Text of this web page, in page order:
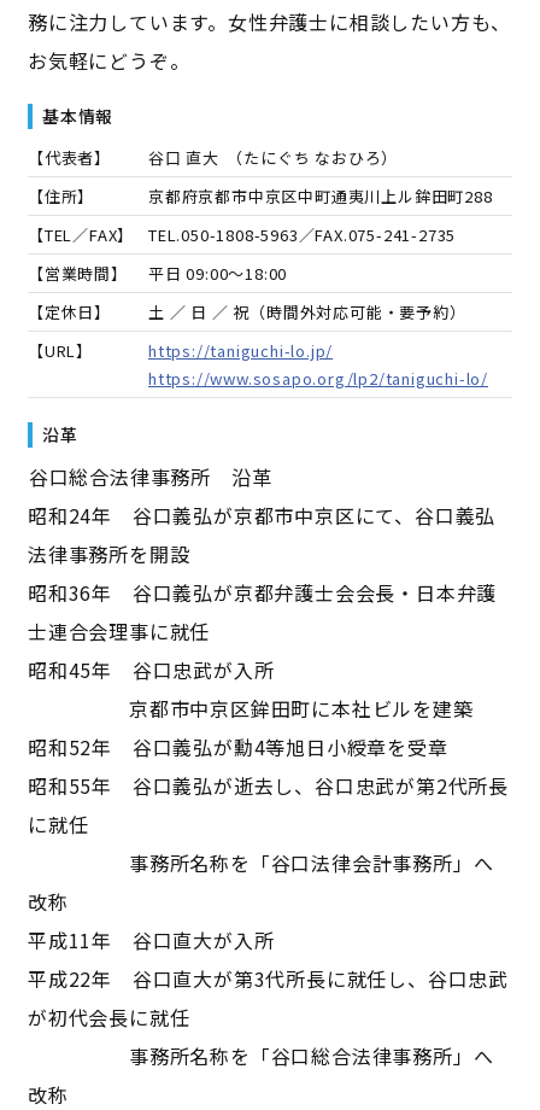
務に注力しています。女性弁護士に相談したい方も、
お気軽にどうぞ。
基本情報
【代表者】 谷口 直大 （たにぐち なおひろ）
【住所】
京都府京都市中京区中町通夷川上ル鉾田町288
【TEL／FAX】
TEL.050-1808-5963／FAX.075-241-2735
【営業時間】
平日 09:00～18:00
【定休日】
土 ／ 日 ／ 祝（時間外対応可能・要予約）
【URL】
https://taniguchi-lo.jp/
https://www.sosapo.org/lp2/taniguchi-lo/
沿革
――谷口総合法律事務所 沿革――
昭和24年 谷口義弘が京都市中京区にて、谷口義弘
法律事務所を開設
昭和36年 谷口義弘が京都弁護士会会長・日本弁護
士連合会理事に就任
昭和45年 谷口忠武が入所
京都市中京区鉾田町に本社ビルを建築
昭和52年 谷口義弘が勳4等旭日小綬章を受章
昭和55年 谷口義弘が逝去し、谷口忠武が第2代所長
に就任
事務所名称を「谷口法律会計事務所」へ
改称
平成11年 谷口直大が入所
平成22年 谷口直大が第3代所長に就任し、谷口忠武
が初代会長に就任
事務所名称を「谷口総合法律事務所」へ
改称